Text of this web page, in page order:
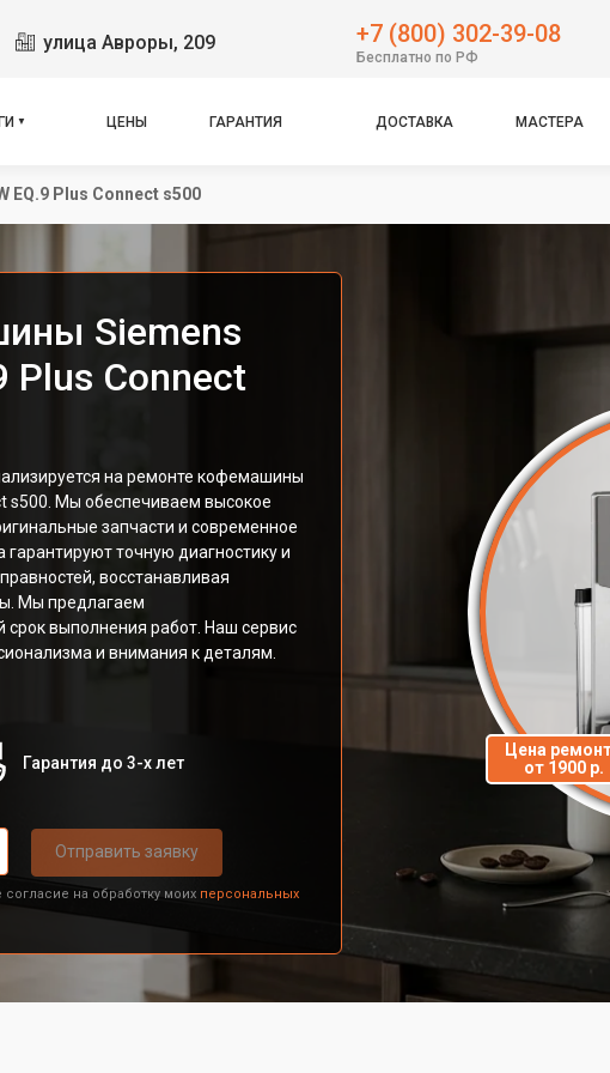
улица Авроры, 209 +7 (800) 302-39-08
Бесплатно по РФ
ЦЕНЫ ГАРАНТИЯ ДОСТАВКА МАСТЕРА
EQ.9 Plus Connect s500
Siemens
Plus Connect
на ремонте кофемашины
s500. Мы обеспечиваем высокое
запчасти и современное
точную диагностику и
восстанавливая
Мы предлагаем
выполнения работ. Наш сервис
и внимания к деталям.
Гарантия до 3-х лет
Отправить заявку
на обработку моих персональных
Цена
от 1900 р.